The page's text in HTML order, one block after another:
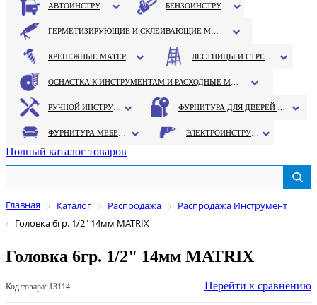
Полный каталог товаров
Главная Каталог Распродажа
Распродажа Инструмент
Головка 6гр. 1/2" 14мм MATRIX
Головка 6гр. 1/2" 14мм MATRIX
Код товара: 13114 Перейти к сравнению